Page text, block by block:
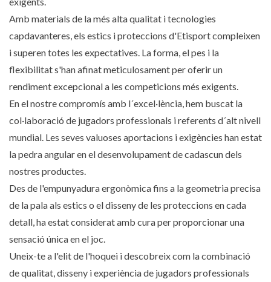
Amb materials de la més alta qualitat i tecnologies
capdavanteres, els estics i proteccions d'Etisport compleixen
i superen totes les expectatives. La forma, el pes i la
flexibilitat s'han afinat meticulosament per oferir un
rendiment excepcional a les competicions més exigents.
En el nostre compromís amb l´excel·lència, hem buscat la
col·laboració de jugadors professionals i referents d´alt nivell
mundial. Les seves valuoses aportacions i exigències han estat
la pedra angular en el desenvolupament de cadascun dels
nostres productes.
Des de l'empunyadura ergonòmica fins a la geometria precisa
de la pala als estics o el disseny de les proteccions en cada
detall, ha estat considerat amb cura per proporcionar una
sensació única en el joc.
Uneix-te a l'elit de l'hoquei i descobreix com la combinació
de qualitat, disseny i experiència de jugadors professionals